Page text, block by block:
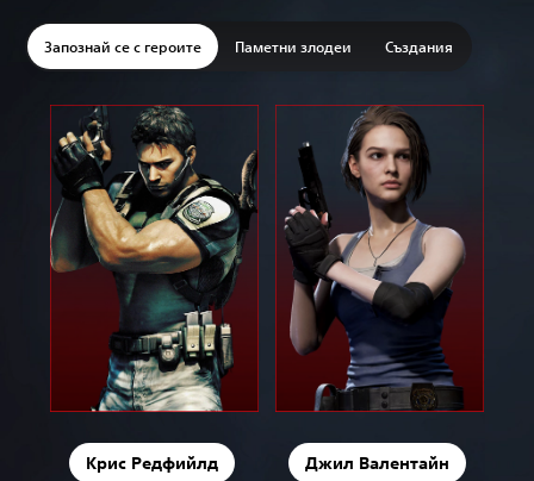
Запознай се с героите Паметни злодеи Създания
Крис Редфийлд Джил Валентайн